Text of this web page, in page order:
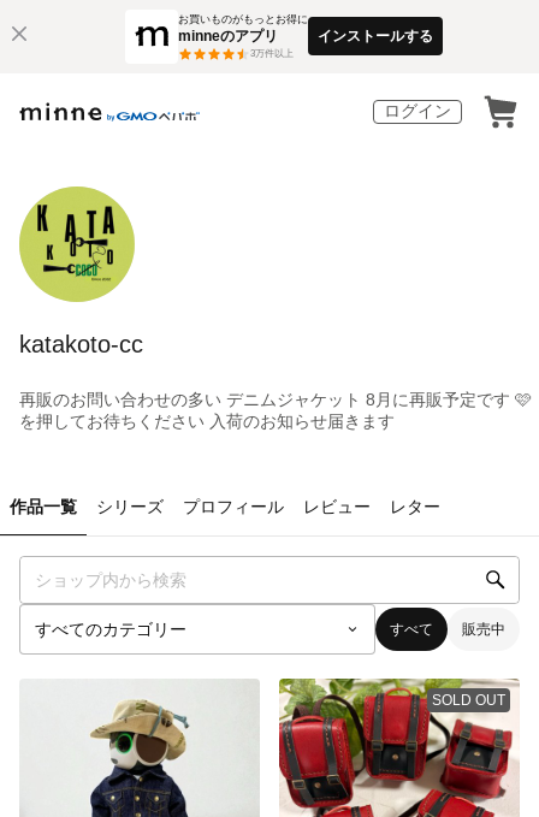
お買いものがもっとお得に
minneのアプリ
3万件以上
インストールする
ログイン
katakoto-cc
再販のお問い合わせの多い デニムジャケット 8月に再販予定です 🩷
を押してお待ちください 入荷のお知らせ届きます
作品一覧 シリーズ プロフィール レビュー レター
すべて 販売中
SOLD OUT